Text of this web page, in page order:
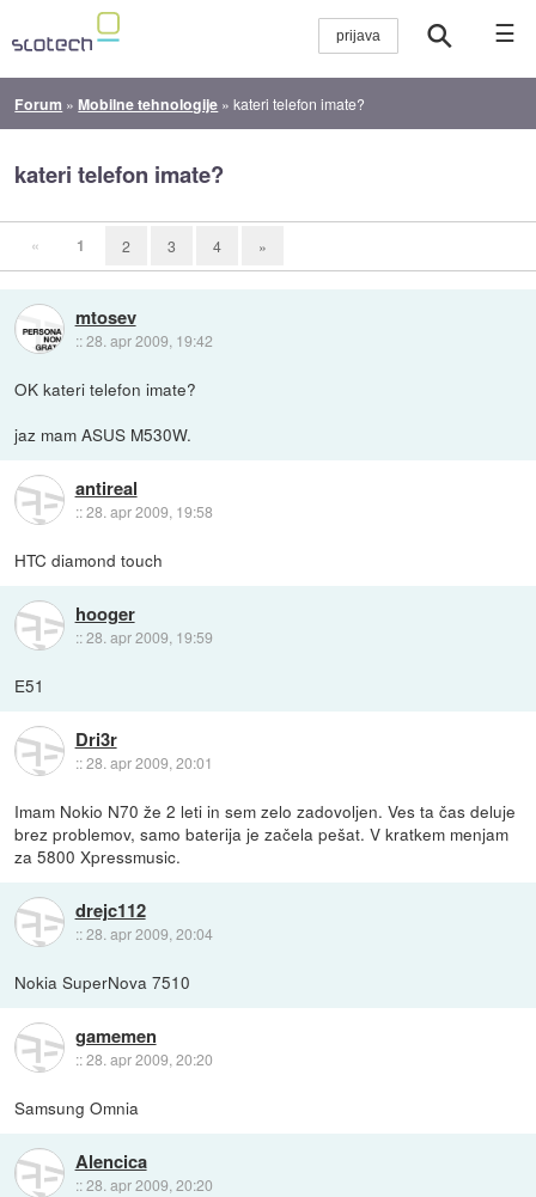
☰
Forum »Mobilne tehnologije »kateri telefon imate?
kateri telefon imate?
« 1 2 3 4 »
mtosev
::28. apr 2009, 19:42
OK kateri telefon imate?
jaz mam ASUS M530W.
antireal
::28. apr 2009, 19:58
HTC diamond touch
hooger
::28. apr 2009, 19:59
E51
Dri3r
::28. apr 2009, 20:01
Imam Nokio N70 že 2 leti in sem zelo zadovoljen. Ves ta čas deluje
brez problemov, samo baterija je začela pešat. V kratkem menjam
za 5800 Xpressmusic.
drejc112
::28. apr 2009, 20:04
Nokia SuperNova 7510
gamemen
::28. apr 2009, 20:20
Samsung Omnia
Alencica
::28. apr 2009, 20:20